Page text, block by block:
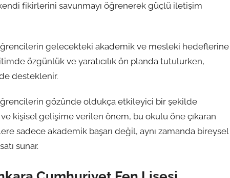
fikirlerini savunmayı öğrenerek güçlü iletişim
gelecekteki akademik ve mesleki hedeflerine
özgünlük ve yaratıcılık ön planda tutulurken,
desteklenir.
gözünde oldukça etkileyici bir şekilde
kişisel gelişime verilen önem, bu okulu öne çıkaran
sadece akademik başarı değil, aynı zamanda bireysel
sunar.